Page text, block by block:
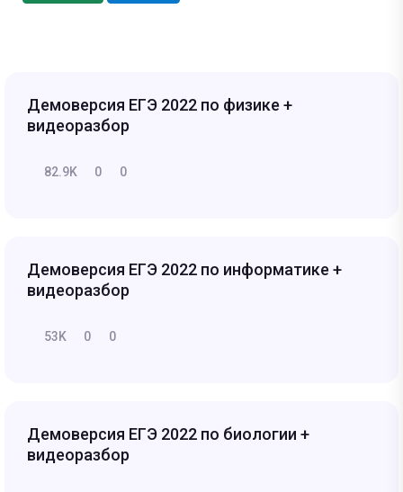
Демоверсия ЕГЭ 2022 по физике +
видеоразбор
82.9K 0 0
Демоверсия ЕГЭ 2022 по информатике +
видеоразбор
53K 0 0
Демоверсия ЕГЭ 2022 по биологии +
видеоразбор